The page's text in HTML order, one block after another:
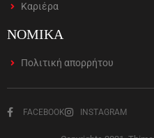
Καριέρα
ΝΟΜΙΚΑ
Πολιτική απορρήτου
FACEBOOK INSTAGRAM